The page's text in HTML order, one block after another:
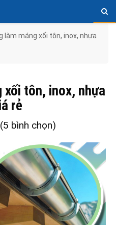
làm máng xối tôn, inox, nhựa
xối tôn, inox, nhựa
rẻ
bình chọn)